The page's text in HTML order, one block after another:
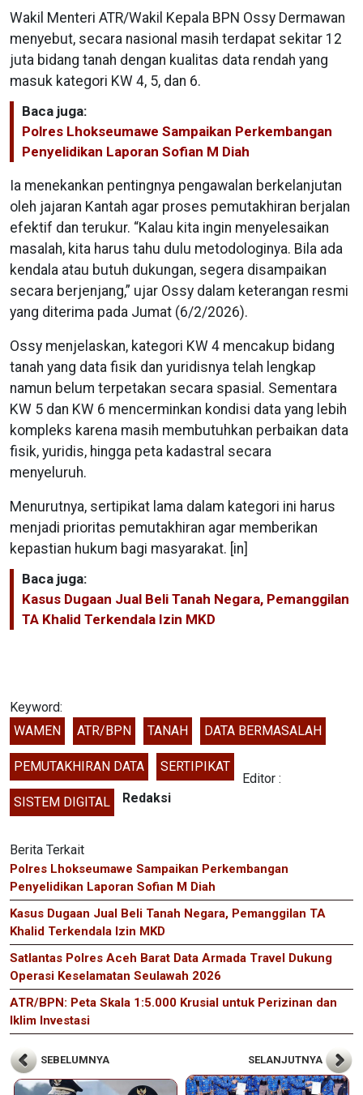
Wakil Menteri ATR/Wakil Kepala BPN Ossy Dermawan
menyebut, secara nasional masih terdapat sekitar 12
juta bidang tanah dengan kualitas data rendah yang
masuk kategori KW 4, 5, dan 6.
Baca juga:
Polres Lhokseumawe Sampaikan Perkembangan
Penyelidikan Laporan Sofian M Diah
Ia menekankan pentingnya pengawalan berkelanjutan
oleh jajaran Kantah agar proses pemutakhiran berjalan
efektif dan terukur. “Kalau kita ingin menyelesaikan
masalah, kita harus tahu dulu metodologinya. Bila ada
kendala atau butuh dukungan, segera disampaikan
secara berjenjang,” ujar Ossy dalam keterangan resmi
yang diterima pada Jumat (6/2/2026).
Ossy menjelaskan, kategori KW 4 mencakup bidang
tanah yang data fisik dan yuridisnya telah lengkap
namun belum terpetakan secara spasial. Sementara
KW 5 dan KW 6 mencerminkan kondisi data yang lebih
kompleks karena masih membutuhkan perbaikan data
fisik, yuridis, hingga peta kadastral secara
menyeluruh.
Menurutnya, sertipikat lama dalam kategori ini harus
menjadi prioritas pemutakhiran agar memberikan
kepastian hukum bagi masyarakat. [in]
Baca juga:
Kasus Dugaan Jual Beli Tanah Negara, Pemanggilan
TA Khalid Terkendala Izin MKD
Keyword:
WAMEN
ATR/BPN TANAH DATA BERMASALAH
PEMUTAKHIRAN DATA SERTIPIKAT
SISTEM DIGITAL
Editor :
Redaksi
Berita Terkait
Polres Lhokseumawe Sampaikan Perkembangan
Penyelidikan Laporan Sofian M Diah
Kasus Dugaan Jual Beli Tanah Negara, Pemanggilan TA
Khalid Terkendala Izin MKD
Satlantas Polres Aceh Barat Data Armada Travel Dukung
Operasi Keselamatan Seulawah 2026
ATR/BPN: Peta Skala 1:5.000 Krusial untuk Perizinan dan
Iklim Investasi
SEBELUMNYA SELANJUTNYA